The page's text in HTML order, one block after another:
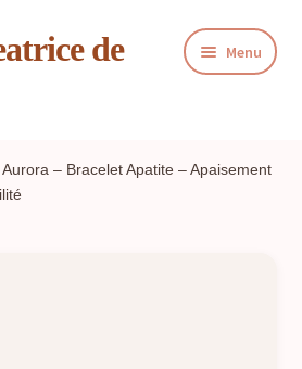
de
Menu
Aurora – Bracelet Apatite – Apaisement